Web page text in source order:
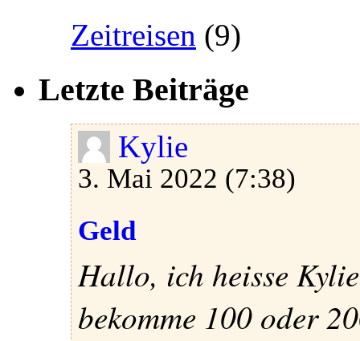
Zeitreisen (9)
Letzte Beiträge
Kylie
3. Mai 2022 (7:38)
Geld
Hallo, ich heisse
bekomme 100 oder